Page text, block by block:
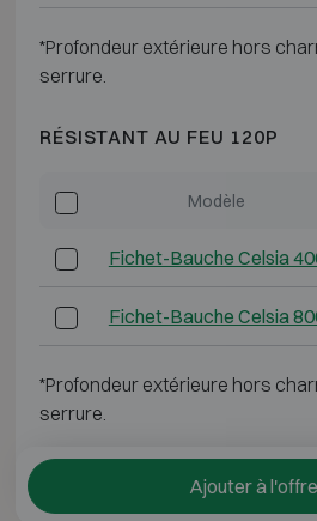
*Profondeur extérieure hors
serrure.
RÉSISTANT AU FEU 120P
Modèle
Fichet-Bauche Celsia
Fichet-Bauche Celsia
*Profondeur extérieure hors
serrure.
Ajouter à l'offre